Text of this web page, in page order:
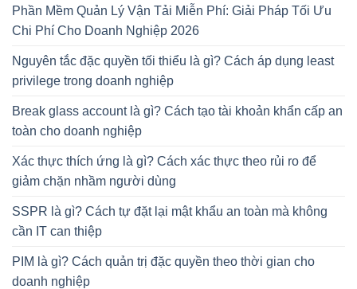
Phần Mềm Quản Lý Vận Tải Miễn Phí: Giải Pháp Tối Ưu
Chi Phí Cho Doanh Nghiệp 2026
Nguyên tắc đặc quyền tối thiểu là gì? Cách áp dụng least
privilege trong doanh nghiệp
Break glass account là gì? Cách tạo tài khoản khẩn cấp an
toàn cho doanh nghiệp
Xác thực thích ứng là gì? Cách xác thực theo rủi ro để
giảm chặn nhầm người dùng
SSPR là gì? Cách tự đặt lại mật khẩu an toàn mà không
cần IT can thiệp
PIM là gì? Cách quản trị đặc quyền theo thời gian cho
doanh nghiệp